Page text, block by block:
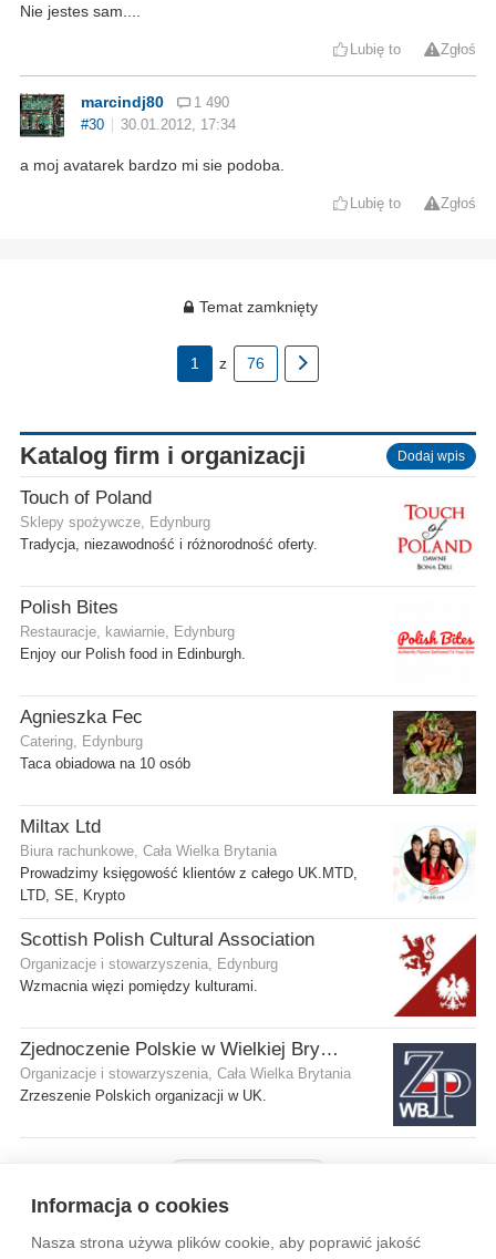
Informacja o cookies
Nasza strona używa plików cookie, aby poprawić jakość
Nie jestes sam....
Lubię to Zgłoś
marcindj80
1 490
#30
30.01.2012, 17:34
a moj avatarek bardzo mi sie podoba.
Lubię to Zgłoś
Temat zamknięty
1 z 76
Katalog firm i organizacji Dodaj wpis
Touch of Poland
Sklepy spożywcze, Edynburg
Tradycja, niezawodność i różnorodność oferty.
Polish Bites
Restauracje, kawiarnie, Edynburg
Enjoy our Polish food in Edinburgh.
Agnieszka Fec
Catering, Edynburg
Taca obiadowa na 10 osób
Miltax Ltd
Biura rachunkowe, Cała Wielka Brytania
Prowadzimy księgowość klientów z całego UK.MTD,
LTD, SE, Krypto
Scottish Polish Cultural Association
Organizacje i stowarzyszenia, Edynburg
Wzmacnia więzi pomiędzy kulturami.
Zjednoczenie Polskie w Wielkiej Brytanii
Organizacje i stowarzyszenia, Cała Wielka Brytania
Zrzeszenie Polskich organizacji w UK.
Wytyczne dla społeczności Regulamin Prywatność